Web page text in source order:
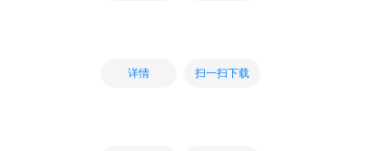
详情 扫一扫下载